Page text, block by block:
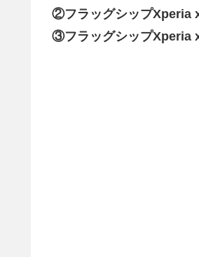
②フラッグシップXperia
③フラッグシップXperia